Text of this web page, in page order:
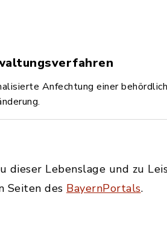
Anfechtung einer
dieser Lebenslage und zu
Seiten des BayernPortals.